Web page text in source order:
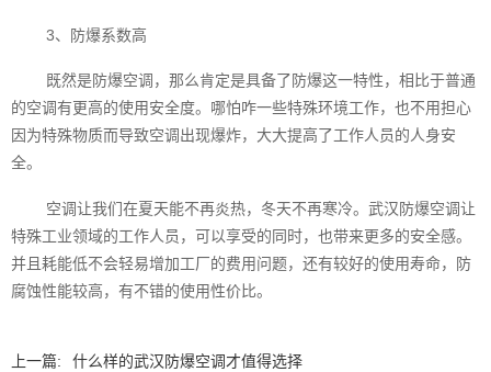
3、防爆系数高
既然是防爆空调，那么肯定是具备了防爆这一特性，相比于普通
的空调有更高的使用安全度。哪怕咋一些特殊环境工作，也不用担心
因为特殊物质而导致空调出现爆炸，大大提高了工作人员的人身安
全。
空调让我们在夏天能不再炎热，冬天不再寒冷。武汉防爆空调让
特殊工业领域的工作人员，可以享受的同时，也带来更多的安全感。
并且耗能低不会轻易增加工厂的费用问题，还有较好的使用寿命，防
腐蚀性能较高，有不错的使用性价比。
上一篇:
什么样的武汉防爆空调才值得选择